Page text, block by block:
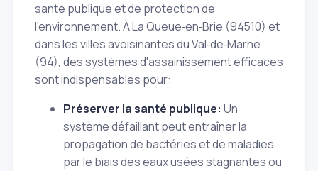
santé publique et de protection de
l'environnement. À La Queue‑en‑Brie (94510) et
dans les villes avoisinantes du Val‑de‑Marne
(94), des systèmes d'assainissement efficaces
sont indispensables pour:
Préserver la santé publique: Un
système défaillant peut entraîner la
propagation de bactéries et de maladies
par le biais des eaux usées stagnantes ou